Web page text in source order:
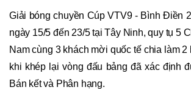
Giải bóng chuyền Cúp VTV9 - Bình Điền
ngày 15/5 đến 23/5 tại Tây Ninh, quy tụ 5
Nam cùng 3 khách mời quốc tế chia làm 2
khi khép lại vòng đấu bảng đã xác định
Bán kết và Phân hạng.